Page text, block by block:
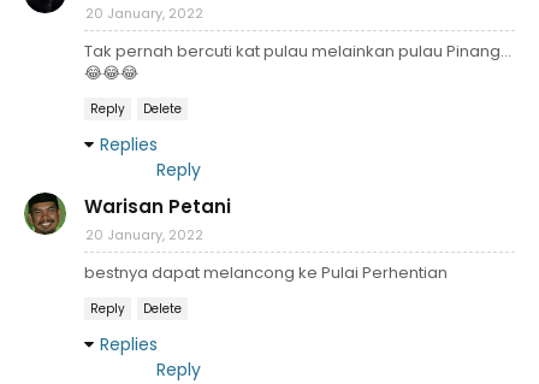
20 January, 2022
Tak pernah bercuti kat pulau melainkan pulau Pinang...
😂😂😂
Reply Delete
Replies
Reply
Warisan Petani
20 January, 2022
bestnya dapat melancong ke Pulai Perhentian
Reply Delete
Replies
Reply